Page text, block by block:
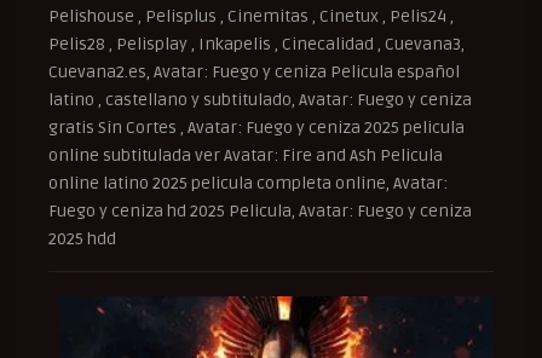
Pelishouse , Pelisplus , Cinemitas , Cinetux , Pelis24 ,
Pelis28 , Pelisplay , Inkapelis , Cinecalidad , Cuevana3,
Cuevana2.es, Avatar: Fuego y ceniza Pelicula español
latino , castellano y subtitulado, Avatar: Fuego y ceniza
gratis Sin Cortes , Avatar: Fuego y ceniza 2025 pelicula
online subtitulada ver Avatar: Fire and Ash Pelicula
online latino 2025 pelicula completa online, Avatar:
Fuego y ceniza hd 2025 Pelicula, Avatar: Fuego y ceniza
2025 hdd